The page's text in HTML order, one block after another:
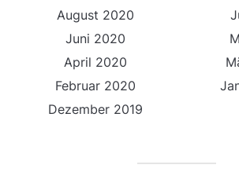
August 2020
Juni 2020
April 2020
Februar 2020
Dezember 2019